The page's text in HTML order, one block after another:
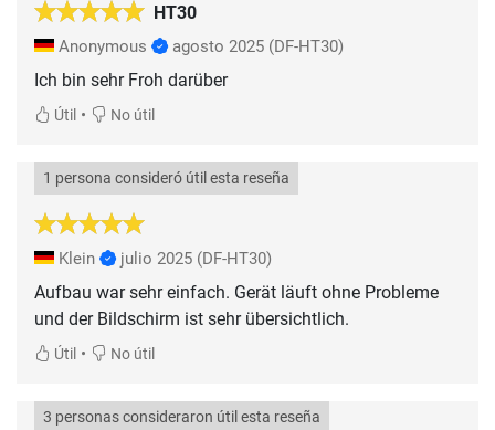
HT30
Anonymous agosto 2025 (DF-HT30)
Ich bin sehr Froh darüber
Útil • No útil
1 persona consideró útil esta reseña
Klein julio 2025 (DF-HT30)
Aufbau war sehr einfach. Gerät läuft ohne Probleme
und der Bildschirm ist sehr übersichtlich.
Útil • No útil
3 personas consideraron útil esta reseña